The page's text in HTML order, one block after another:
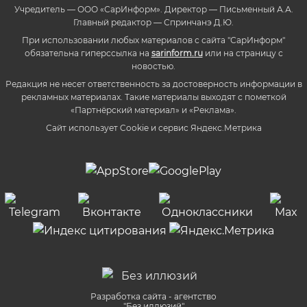
Учредитель — ООО «СарИнформ». Директор — Письменный А.А.
Главный редактор — Спринчанэ Д.Ю.
При использовании любых материалов с сайта "СарИнформ"
обязательна гиперссылка на sarinform.ruили на страницу с
новостью.
Редакция не несет ответственность за достоверность информации в
рекламных материалах. Такие материалы выходят с пометкой
«Партнёрский материал» и «Реклама».
Сайт использует Cookie и сервиc Яндекс.Метрика
Разработка сайта - агентство